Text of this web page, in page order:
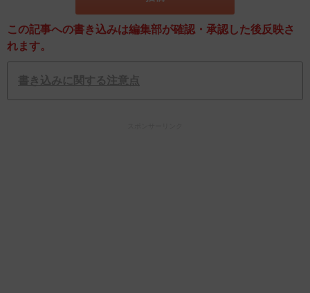
この記事への書き込みは編集部が確認・承認した後反映さ
れます。
書き込みに関する注意点